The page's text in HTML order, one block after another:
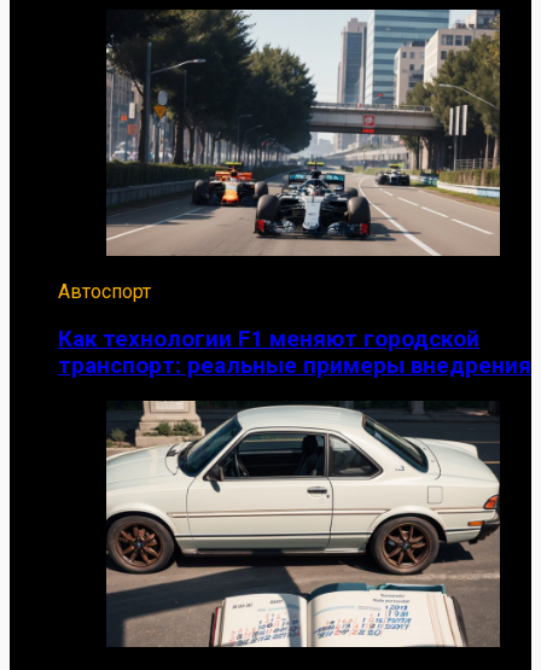
Автоспорт
Как технологии F1 меняют городской
транспорт: реальные примеры внедрения